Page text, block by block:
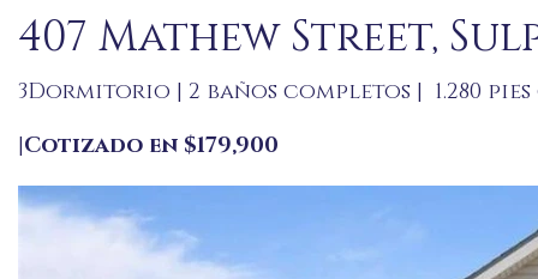
407 Mathew Street,
3Dormitorio | 2 baños completos | 1.280
|Cotizado en $179,900